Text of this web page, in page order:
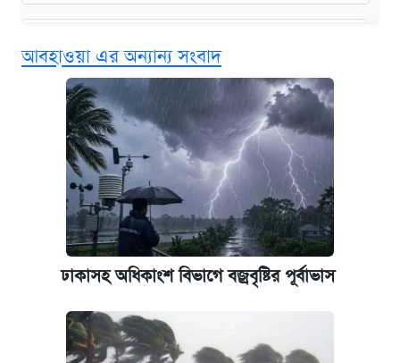
এক ক্লিকে জেনে নিন আইফোন ১৮ প্রো ম্যাক্সের
দাম ও ফিচার
আজকের বাজারে স্বর্ণের দাম (৪ আগস্ট)
নবম জাতীয় পে-স্কেল নিয়ে সর্বশেষ যা জানা গেল
পাঁচ দপ্তরে নতুন সচিব নিয়োগ দিল সরকার
কবে হবে মেডিকেল ভর্তি পরীক্ষা, জানা গেল যা
আবহাওয়া এর অন্যান্য সংবাদ
ঢাকাসহ অধিকাংশ বিভাগে বজ্রবৃষ্টির পূর্বাভাস